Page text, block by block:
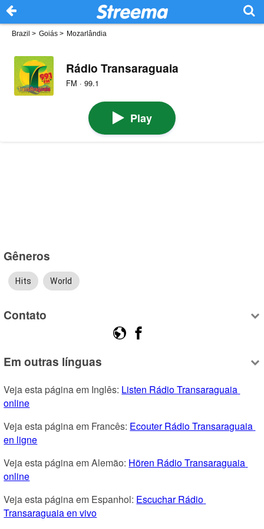
Brazil > Goiás > Mozarlândia
Rádio Transaraguaia
FM · 99.1
Play
Gêneros
Hits World
Contato
Em outras línguas
Veja esta página em Inglês: Listen Rádio Transaraguaia
online
Veja esta página em Francês: Ecouter Rádio Transaraguaia
en ligne
Veja esta página em Alemão: Hören Rádio Transaraguaia
online
Veja esta página em Espanhol: Escuchar Rádio
Transaraguaia en vivo